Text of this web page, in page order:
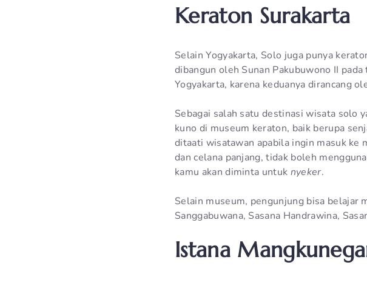
Keraton Surakarta
Selain Yogyakarta, Solo juga punya
dibangun oleh Sunan Pakubuwono II
Yogyakarta, karena keduanya dirancang
Sebagai salah satu destinasi wisata solo
kuno di museum keraton, baik berupa
ditaati wisatawan apabila ingin masuk ke
dan celana panjang, tidak boleh
kamu akan diminta untuk nyeker.
Selain museum, pengunjung bisa belajar
Sanggabuwana, Sasana Handrawina,
Istana